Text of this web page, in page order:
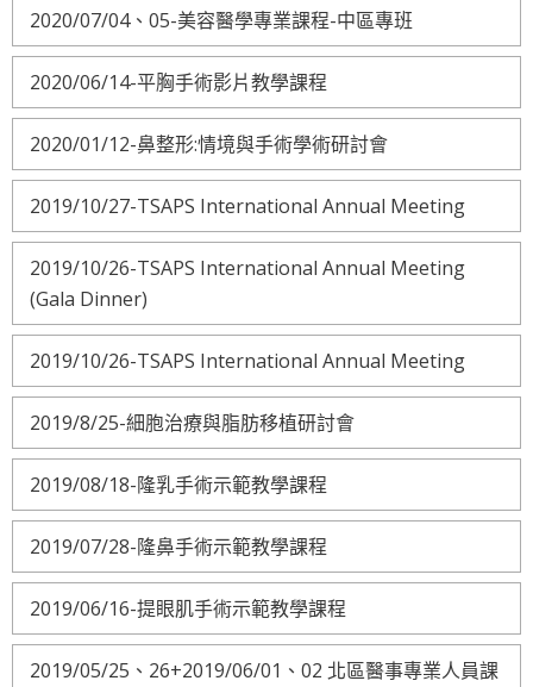
2020/07/04、05-美容醫學專業課程-中區專班
2020/06/14-平胸手術影片教學課程
2020/01/12-鼻整形:情境與手術學術研討會
2019/10/27-TSAPS International Annual Meeting
2019/10/26-TSAPS International Annual Meeting
(Gala Dinner)
2019/10/26-TSAPS International Annual Meeting
2019/8/25-細胞治療與脂肪移植研討會
2019/08/18-隆乳手術示範教學課程
2019/07/28-隆鼻手術示範教學課程
2019/06/16-提眼肌手術示範教學課程
2019/05/25、26+2019/06/01、02 北區醫事專業人員課